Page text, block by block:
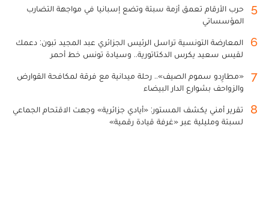
5
حرب الأرقام تعمق أزمة سبتة وتضع إسبانيا في مواجهة التضارب
المؤسساتي
6
المعارضة التونسية تراسل الرئيس الجزائري عبد المجيد تبون: دعمك
لقيس سعيد يكرس الدكتاتورية.. وسيادة تونس خط أحمر
7
«مطارِدو سموم الصيف».. رحلة ميدانية مع فرقة لمكافحة القوارض
والزواحف بشوارع الدار البيضاء
8
تقرير أمني يكشف المستور: «أيادي جزائرية» وجهت الاقتحام الجماعي
لسبتة ومليلية عبر «غرفة قيادة رقمية»